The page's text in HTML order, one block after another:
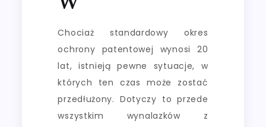
Chociaż standardowy okres
ochrony patentowej wynosi 20
lat, istnieją pewne sytuacje, w
których ten czas może zostać
przedłużony. Dotyczy to przede
wszystkim wynalazków z